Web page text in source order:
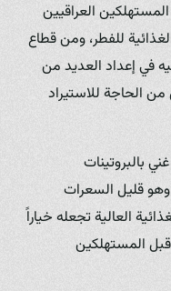
العراقيين
للفطر، ومن قطاع
في إعداد العديد من
الحاجة للاستيراد
بالبروتينات
وهو قليل السعرات
العالية تجعله خياراً
المستهلكين